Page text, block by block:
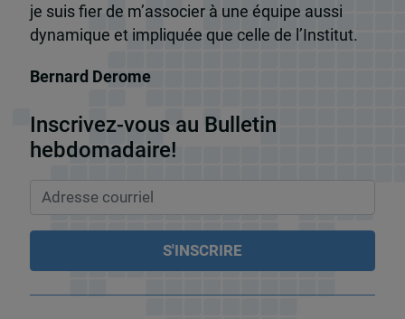
je suis fier de m’associer à une équipe aussi
dynamique et impliquée que celle de l’Institut.
Bernard Derome
Inscrivez-vous au Bulletin
hebdomadaire!